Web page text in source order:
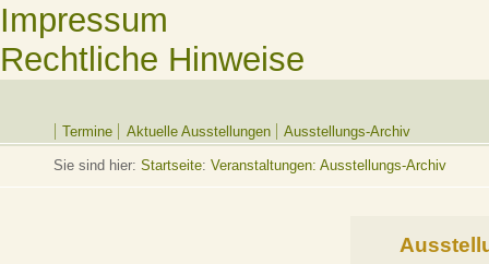
Impressum
Rechtliche Hinweise
Termine Aktuelle Ausstellungen Ausstellungs-Archiv
Sie sind hier: Startseite: Veranstaltungen: Ausstellungs-Archiv